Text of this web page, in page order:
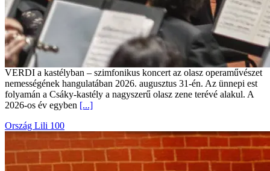
VERDI a kastélyban – szimfonikus koncert az olasz operaművészet
nemességének hangulatában 2026. augusztus 31-én. Az ünnepi est
folyamán a Csáky-kastély a nagyszerű olasz zene terévé alakul. A
2026-os év egyben [...]
Ország Lili 100